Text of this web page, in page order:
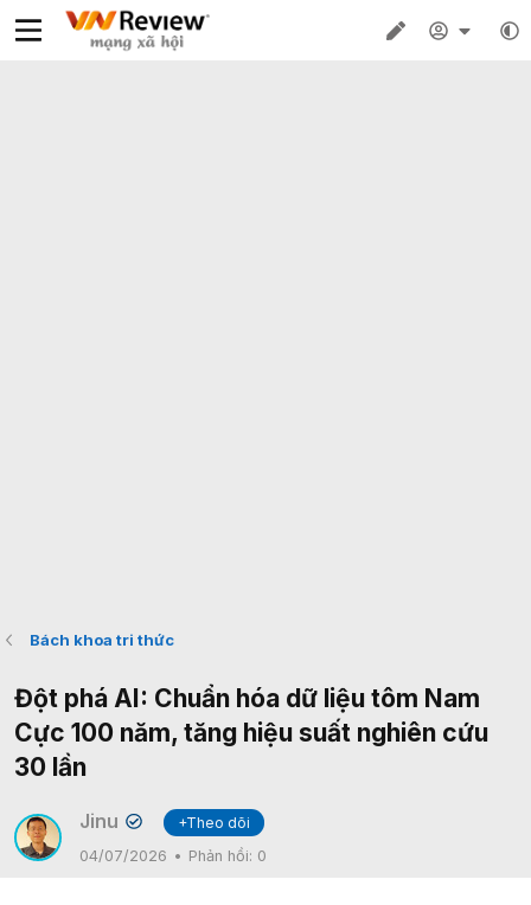
Bách khoa tri thức
Đột phá AI: Chuẩn hóa dữ liệu tôm Nam
Cực 100 năm, tăng hiệu suất nghiên cứu
30 lần
Jinu ✔
+Theo dõi
04/07/2026
Phản hồi: 0